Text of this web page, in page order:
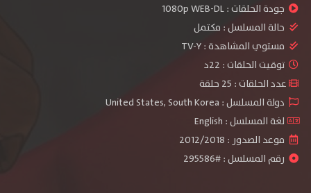
جودة الحلقات :1080p WEB-DL
حالة المسلسل : مكتمل
مستوي المشاهدة :TV-Y
توقيت الحلقات : 22د
عدد الحلقات : 25 حلقة
دولة المسلسل : United States, South Korea
لغة المسلسل : English
موعد الصدور : 2012/2018
رقم المسلسل : #295586